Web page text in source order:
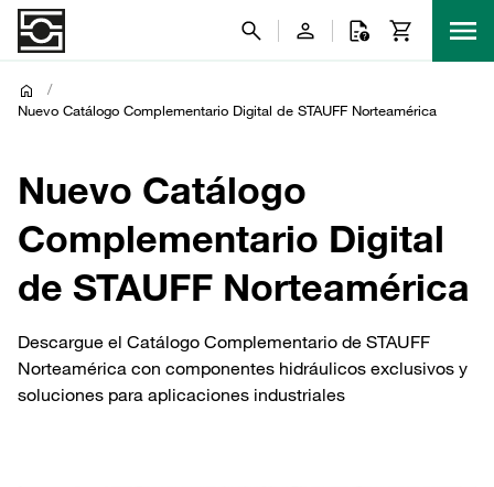
/
Nuevo Catálogo Complementario Digital de STAUFF Norteamérica
Nuevo Catálogo
Complementario Digital
de STAUFF Norteamérica
Descargue el Catálogo Complementario de STAUFF
Norteamérica con componentes hidráulicos exclusivos y
soluciones para aplicaciones industriales